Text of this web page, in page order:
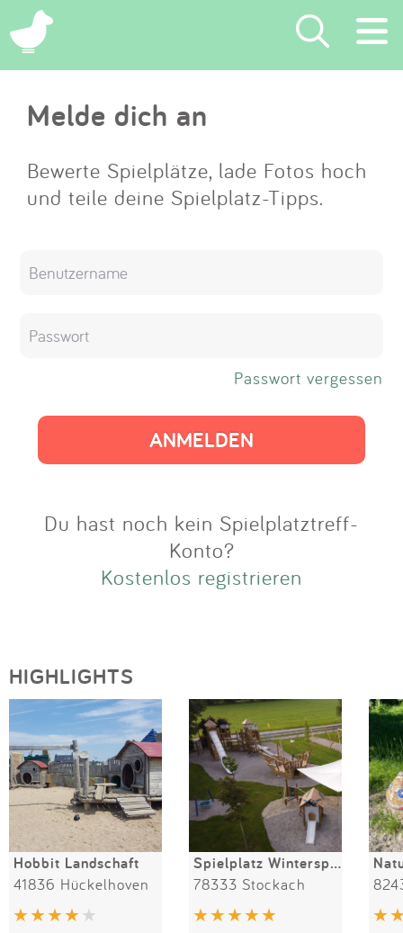
×
Suchen
Eintragen
App
Melde dich an
Bewerte Spielplätze, lade Fotos hoch
und teile deine Spielplatz-Tipps.
Passwort vergessen
Du hast noch kein Spielplatztreff-
Konto?
Kostenlos registrieren
HIGHLIGHTS
Hobbit Landschaft
41836 Hückelhoven
Spielplatz Winterspüren
78333 Stockach